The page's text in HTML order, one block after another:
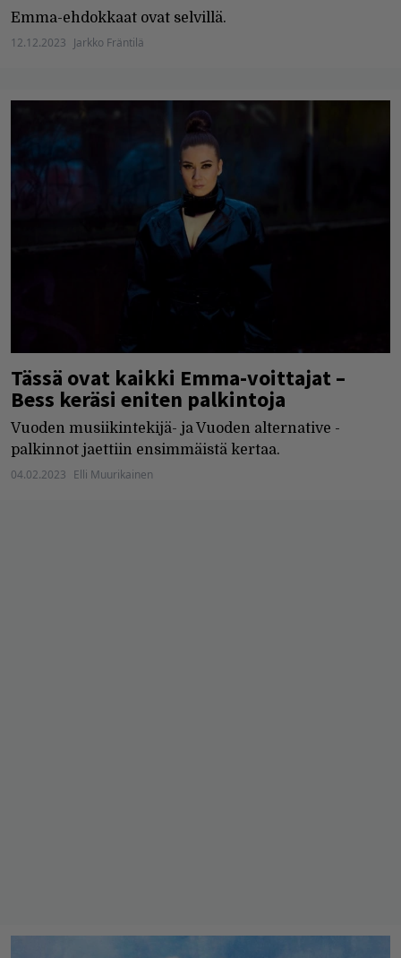
Emma-ehdokkaat ovat selvillä.
12.12.2023 Jarkko Fräntilä
Tässä ovat kaikki Emma-voittajat –
Bess keräsi eniten palkintoja
Vuoden musiikintekijä- ja Vuoden alternative -
palkinnot jaettiin ensimmäistä kertaa.
04.02.2023 Elli Muurikainen